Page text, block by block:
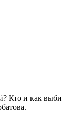
Кто и как